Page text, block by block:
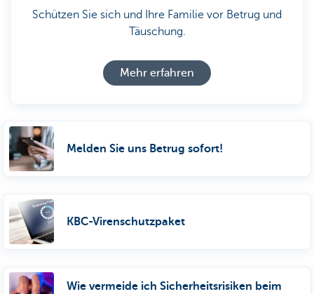
Schützen Sie sich und Ihre Familie vor Betrug und
Täuschung.
Mehr erfahren
Melden Sie uns Betrug sofort!
KBC-Virenschutzpaket
Wie vermeide ich Sicherheitsrisiken beim